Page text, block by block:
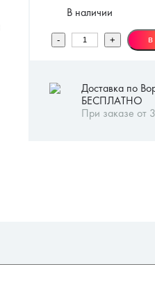
В наличии
Доставка по
БЕСПЛАТНО
При заказе от